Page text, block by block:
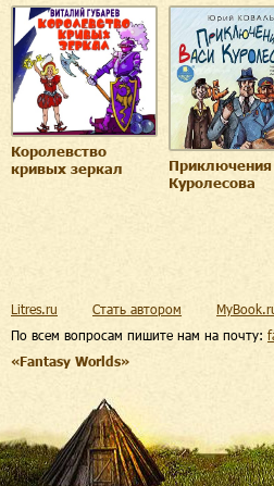
Королевство
кривых зеркал
Приключения
Куролесова
По всем вопросам пишите нам на почту:
«Fantasy Worlds»
Litres.ru Стать автором